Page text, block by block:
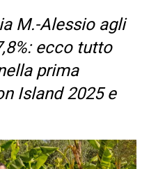
M.-Alessio agli
ecco tutto
prima
Island 2025 e